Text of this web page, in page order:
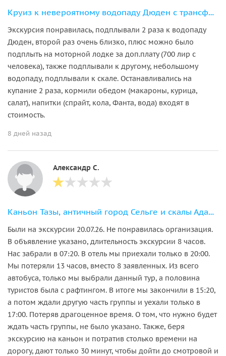
Круиз к невероятному водопаду Дюден с трансфером из Антальи
Экскурсия понравилась, подплывали 2 раза к водопаду
Дюден, второй раз очень близко, плюс можно было
подплыть на моторной лодке за доп.плату (700 лир с
человека), также подплывали к другому, небольшому
водопаду, подплывали к скале. Останавливались на
купание 2 раза, кормили обедом (макароны, курица,
салат), напитки (спрайт, кола, Фанта, вода) входят в
стоимость.
8 дней назад
Александр С.
Каньон Тазы, античный город Сельге и скалы Адам Каялар из Алании
Были на экскурсии 20.07.26. Не понравилась организация.
В объявление указано, длительность экскурсии 8 часов.
Нас забрали в 07:20. В отель мы приехали только в 20:00.
Мы потеряли 13 часов, вместо 8 заявленных. Из всего
автобуса, только мы выбрали данный тур, а половина
туристов была с рафтингом. В итоге мы закончили в 15:20,
а потом ждали другую часть группы и уехали только в
17:00. Потеряв драгоценное время. О том, что нужно будет
ждать часть группы, не было указано. Также, беря
экскурсию на каньон и потратив столько времени на
дорогу, дают только 30 минут, чтобы дойти до смотровой и